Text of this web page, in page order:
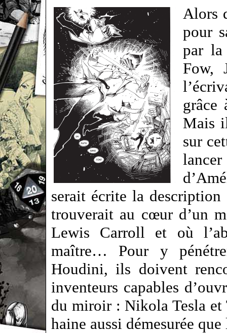
Alors
pour
par la
Fow,
grâce
Mais
sur
serait écrite la
trouverait au cœur d’un
Lewis Carroll et où
maître… Pour y
Houdini, ils doivent
inventeurs capables
du miroir : Nikola Tesla et
haine aussi démesurée